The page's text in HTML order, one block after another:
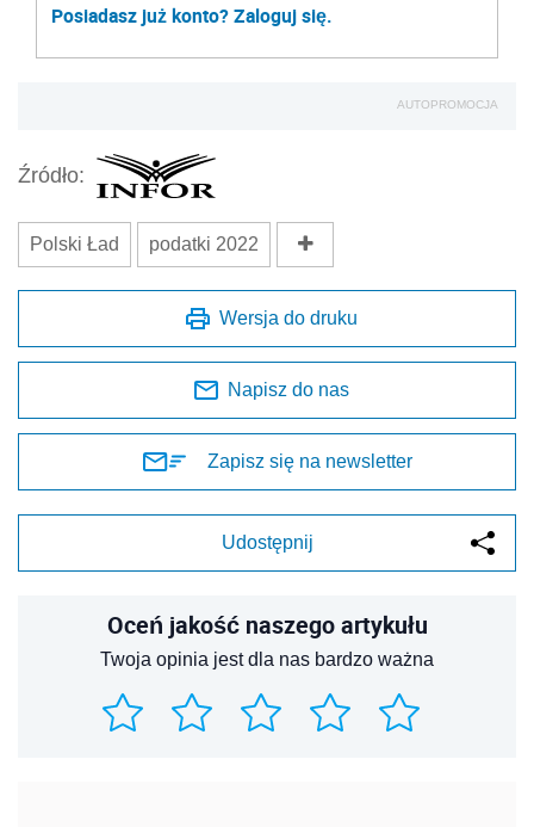
Posiadasz już konto? Zaloguj się.
AUTOPROMOCJA
Źródło:
Polski Ład podatki 2022
Wersja do druku
Napisz do nas
Zapisz się na newsletter
Udostępnij
Oceń jakość naszego artykułu
Twoja opinia jest dla nas bardzo ważna